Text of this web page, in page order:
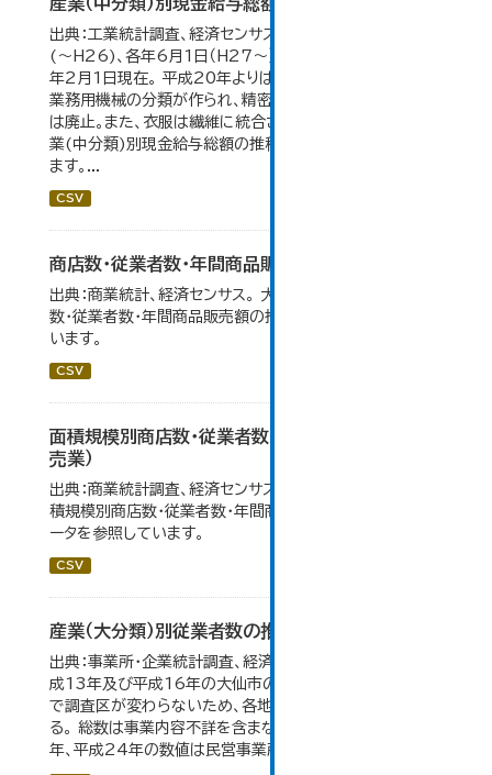
出典：工業統計調査、経済センサス。 各年12月31日現在
(～H26)、各年6月1日（H27～）・平成23年のみ平成24
年2月1日現在。 平成20年よりはん用機械、生産用機械、
業務用機械の分類が作られ、精密機械、一般用機械の分類
は廃止。また、衣服は繊維に統合された。 大仙市の統計「産
業(中分類)別現金給与総額の推移」のデータを参照してい
ます。...
CSV
商店数・従業者数・年間商品販売額の推移
出典：商業統計、経済センサス。 大仙市の統計「6-1 商店
数・従業者数・年間商品販売額の推移」のデータを参照して
います。
CSV
面積規模別商店数・従業者数・年間商品販売額（小
売業）
出典：商業統計調査、経済センサス。 大仙市の統計「6-5 面
積規模別商店数・従業者数・年間商品販売額（小売業）」のデ
ータを参照しています。
CSV
産業（大分類）別従業者数の推移
出典：事業所・企業統計調査、経済センサス。 平成11年、平
成13年及び平成16年の大仙市の数値は、合併前、合併後
で調査区が変わらないため、各地域の数値を合算してい
る。 総数は事業内容不詳を含まない。平成11年、平成16
年、平成24年の数値は民営事業所のみの数値。...